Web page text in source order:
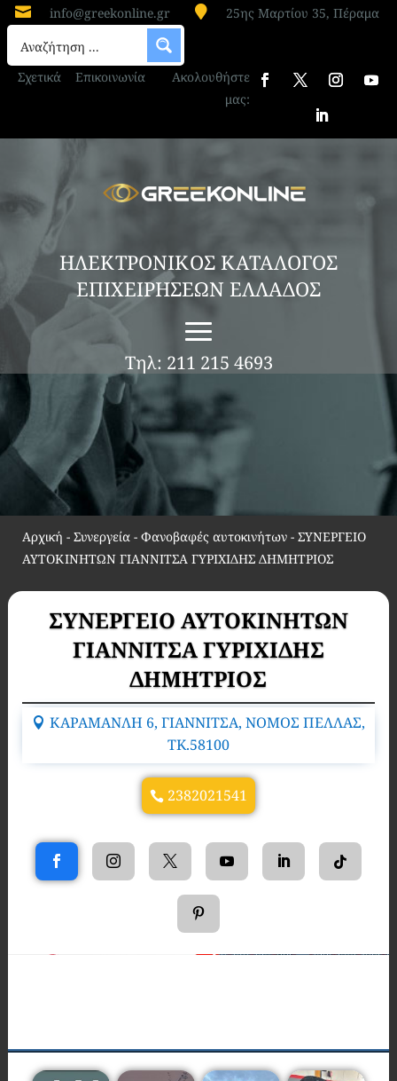
 info@greekonline.gr  25ης Μαρτίου 35, Πέραμα
Σχετικά Επικοινωνία
Ακολουθήστε
μας:
ΗΛΕΚΤΡΟΝΙΚΟΣ ΚΑΤΑΛΟΓΟΣ
ΕΠΙΧΕΙΡΗΣΕΩΝ ΕΛΛΑΔΟΣ
Τηλ: 211 215 4693
Αρχική - Συνεργεία - Φανοβαφές αυτοκινήτων- ΣΥΝΕΡΓΕΙΟ
ΑΥΤΟΚΙΝΗΤΩΝ ΓΙΑΝΝΙΤΣΑ ΓΥΡΙΧΙΔΗΣ ΔΗΜΗΤΡΙΟΣ
ΣΥΝΕΡΓΕΙΟ ΑΥΤΟΚΙΝΗΤΩΝ
ΓΙΑΝΝΙΤΣΑ ΓΥΡΙΧΙΔΗΣ
ΔΗΜΗΤΡΙΟΣ
ΚΑΡΑΜΑΝΛΗ 6, ΓΙΑΝΝΙΤΣΑ, ΝΟΜΟΣ ΠΕΛΛΑΣ,
TK.58100
2382021541